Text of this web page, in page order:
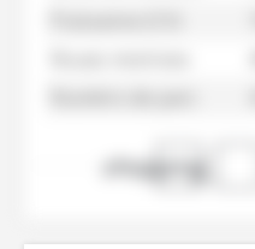
shopping_cart